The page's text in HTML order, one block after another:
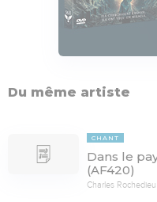
Du même artiste
CHANT
Dans le
(AF420)
Charles Rochedieu